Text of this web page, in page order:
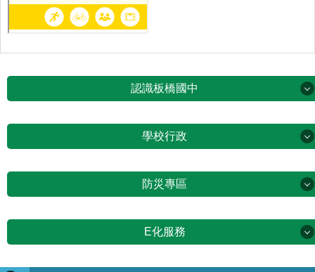
認識板橋國中
學校行政
防災專區
E化服務